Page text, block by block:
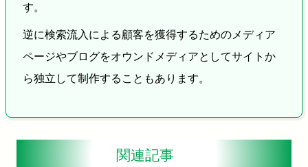
す。
逆に検索流入による顧客を獲得するためのメディア
ページやブログをオウンドメディアとしてサイトか
ら独立して制作することもあります。
関連記事